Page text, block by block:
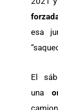
esa
El
una